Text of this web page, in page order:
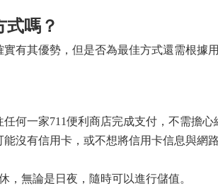
式嗎？
實有其優勢，但是否為最佳方式還需根據
何一家711便利商店完成支付，不需擔心
沒有信用卡，或不想將信用卡信息與網
，無論是日夜，隨時可以進行儲值。